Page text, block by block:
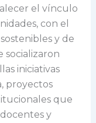
el vínculo
con el
y de
socializaron
iniciativas
proyectos
que
y